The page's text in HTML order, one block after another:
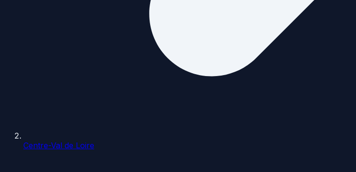
Centre-Val de Loire